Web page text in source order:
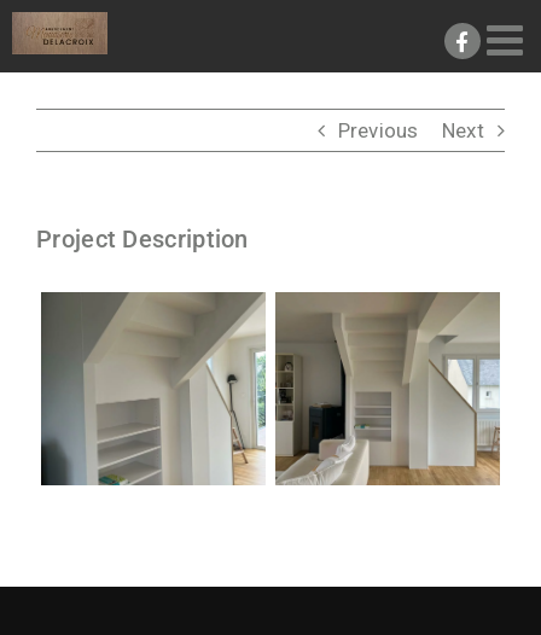
Passer
contenu
Previous Next
Project Description